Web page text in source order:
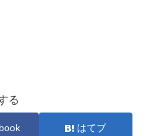
る
はてブ